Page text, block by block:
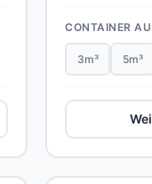
CONTAINER
3m³ 5m³